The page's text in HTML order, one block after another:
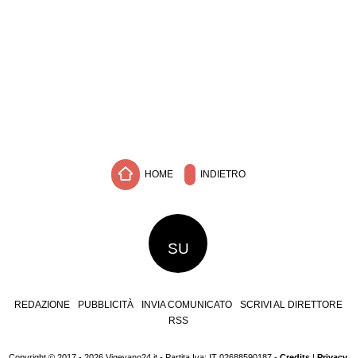
HOME INDIETRO
SU
REDAZIONE PUBBLICITÀ INVIA COMUNICATO
SCRIVI AL DIRETTORE
RSS